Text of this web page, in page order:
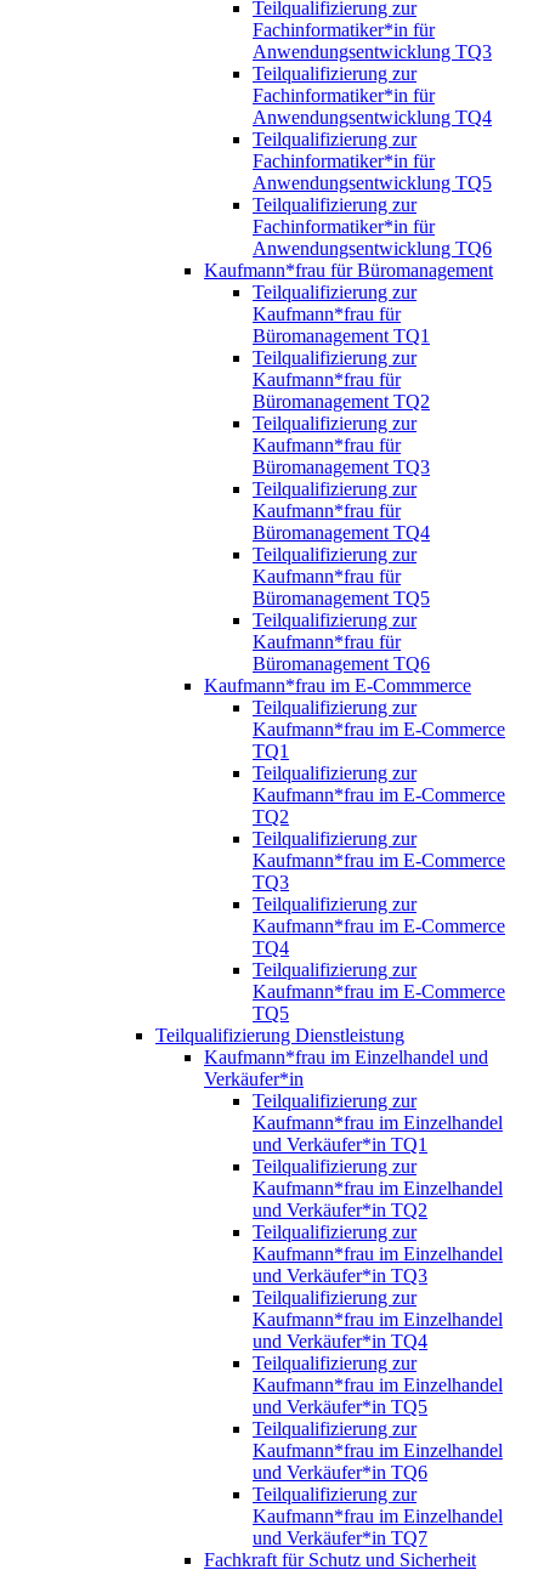
Teilqualifizierung zur
Fachinformatiker*in für
Anwendungsentwicklung TQ3
Teilqualifizierung zur
Fachinformatiker*in für
Anwendungsentwicklung TQ4
Teilqualifizierung zur
Fachinformatiker*in für
Anwendungsentwicklung TQ5
Teilqualifizierung zur
Fachinformatiker*in für
Anwendungsentwicklung TQ6
Kaufmann*frau für Büromanagement
Teilqualifizierung zur
Kaufmann*frau für
Büromanagement TQ1
Teilqualifizierung zur
Kaufmann*frau für
Büromanagement TQ2
Teilqualifizierung zur
Kaufmann*frau für
Büromanagement TQ3
Teilqualifizierung zur
Kaufmann*frau für
Büromanagement TQ4
Teilqualifizierung zur
Kaufmann*frau für
Büromanagement TQ5
Teilqualifizierung zur
Kaufmann*frau für
Büromanagement TQ6
Kaufmann*frau im E-Commmerce
Teilqualifizierung zur
Kaufmann*frau im E-Commerce
TQ1
Teilqualifizierung zur
Kaufmann*frau im E-Commerce
TQ2
Teilqualifizierung zur
Kaufmann*frau im E-Commerce
TQ3
Teilqualifizierung zur
Kaufmann*frau im E-Commerce
TQ4
Teilqualifizierung zur
Kaufmann*frau im E-Commerce
TQ5
Teilqualifizierung Dienstleistung
Kaufmann*frau im Einzelhandel und
Verkäufer*in
Teilqualifizierung zur
Kaufmann*frau im Einzelhandel
und Verkäufer*in TQ1
Teilqualifizierung zur
Kaufmann*frau im Einzelhandel
und Verkäufer*in TQ2
Teilqualifizierung zur
Kaufmann*frau im Einzelhandel
und Verkäufer*in TQ3
Teilqualifizierung zur
Kaufmann*frau im Einzelhandel
und Verkäufer*in TQ4
Teilqualifizierung zur
Kaufmann*frau im Einzelhandel
und Verkäufer*in TQ5
Teilqualifizierung zur
Kaufmann*frau im Einzelhandel
und Verkäufer*in TQ6
Teilqualifizierung zur
Kaufmann*frau im Einzelhandel
und Verkäufer*in TQ7
Fachkraft für Schutz und Sicherheit